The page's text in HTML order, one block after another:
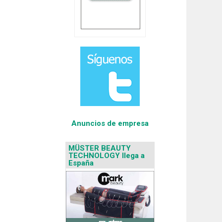
Anuncios de empresa
MÜSTER BEAUTY
TECHNOLOGY llega a
España